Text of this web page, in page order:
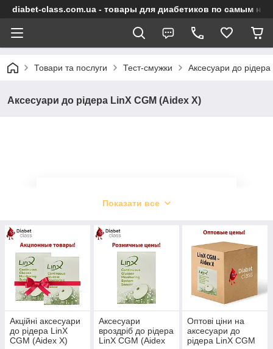
diabet-class.com.ua - товары для диабетиков по самым
Товари та послуги Тест-смужки Аксесуари до
Аксесуари до рідера LinX CGM (Aidex X)
Аксесуари до рідера LinX
Сенсор LinX CGM — практично непомітний
пристрій з мінімальними габаритами,
призначений для носіння на зовнішній
стороні плеча або животі. Він вирізняється
водостійкістю та тривалим терміном
експлуатації — до 15 днів. Це майже
найменший пристрій серед конкурентів,
який стане чудовим вибором для дитини, а
також для прихованого носіння під одягом.
Сенсор LinX CGM — незамінний помічник у
Показати все
Акційні аксесуари
до рідера LinX
CGM (Aidex X)
Аксесуари
вроздріб до рідера
LinX CGM (Aidex
Оптові ціни на
аксесуари до
рідера LinX CGM